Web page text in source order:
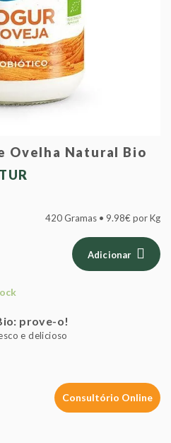
Ovelha Natural Bio
420 Gramas • 9.98€ por Kg
Adicionar
prove-o!
e delicioso
Consultório Online